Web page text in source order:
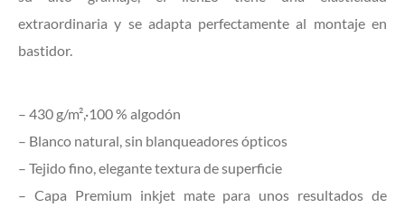
extraordinaria y se adapta perfectamente al montaje en
bastidor.
– 430 g/m²,·100 % algodón
– Blanco natural, sin blanqueadores ópticos
– Tejido fino, elegante textura de superficie
– Capa Premium inkjet mate para unos resultados de